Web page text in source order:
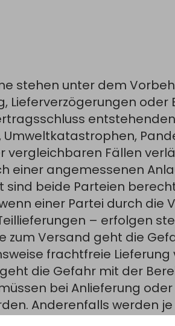
stehen unter dem
Lieferverzögerungen
Umweltkatastrophen,
vergleichbaren Fällen
einer angemessenen
sind beide Parteien
einer Partei durch die
– erfolgen
zum Versand geht die
frachtfreie
die Gefahr mit der
bei Anlieferung
Anderenfalls werden je
in zumutbarem Umfang